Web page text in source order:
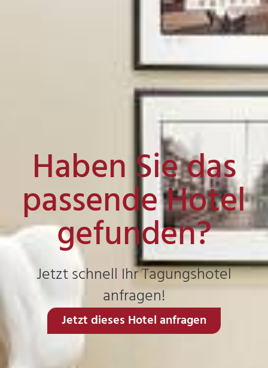
Haben Sie das
passende Hotel
gefunden?
Jetzt schnell Ihr Tagungshotel
anfragen!
Jetzt dieses Hotel anfragen